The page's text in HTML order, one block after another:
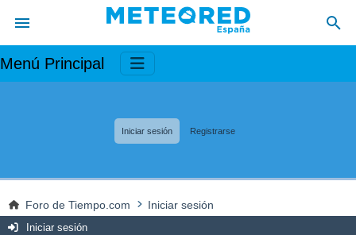
Menú Principal
Iniciar sesión Registrarse
Foro de Tiempo.com Iniciar sesión
Iniciar sesión